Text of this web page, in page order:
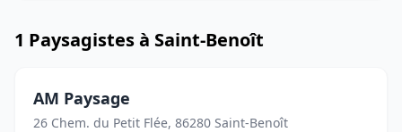
1 Paysagistes à Saint-Benoît
AM Paysage
26 Chem. du Petit Flée, 86280 Saint-Benoît